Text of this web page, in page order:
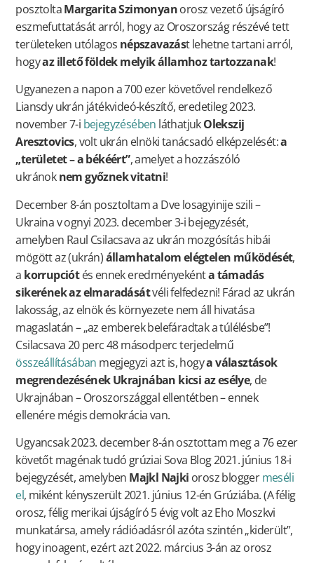
posztoltaMargarita Szimonyanorosz vezető újságíró
eszmefuttatását arról, hogy az Oroszország részévé tett
területeken utólagos népszavazást lehetne tartani arról,
hogyaz illető földek melyik államhoz tartozzanak!
Ugyanezen a napon a 700 ezer követővel rendelkező
Liansdy ukrán játékvideó-készítő, eredetileg 2023.
november 7-i bejegyzésében láthatjukOlekszij
Aresztovics, volt ukrán elnöki tanácsadó elképzelését:a
„területet – a békéért”, amelyet a hozzászóló
ukránoknem győznek vitatni!
December 8-án posztoltam a Dve losagyinije szili –
Ukraina v ognyi 2023. december 3-i bejegyzését,
amelyben Raul Csilacsava az ukrán mozgósítás hibái
mögött az (ukrán)államhatalom elégtelen működését,
a korrupciótés ennek eredményekénta támadás
sikerének az elmaradásátvéli felfedezni! Fárad az ukrán
lakosság, az elnök és környezete nem áll hivatása
magaslatán – „az emberek belefáradtak a túlélésbe”!
Csilacsava 20 perc 48 másodperc terjedelmű
összeállításában megjegyzi azt is, hogya választások
megrendezésének Ukrajnában kicsi az esélye, de
Ukrajnában – Oroszországgal ellentétben – ennek
ellenére mégis demokrácia van.
Ugyancsak 2023. december 8-án osztottam meg a 76 ezer
követőt magénak tudó grúziai Sova Blog 2021. június 18-i
bejegyzését, amelyben Majkl Najki orosz bloggermeséli
el, miként kényszerült 2021. június 12-én Grúziába. (A félig
orosz, félig merikai újságíró 5 évig volt az Eho Moszkvi
munkatársa, amely rádióadásról azóta szintén „kiderült”,
hogy inoagent, ezért azt 2022. március 3-án az orosz